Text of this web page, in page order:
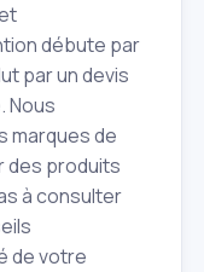
débute par
par un devis
Nous
marques de
des produits
à consulter
de votre